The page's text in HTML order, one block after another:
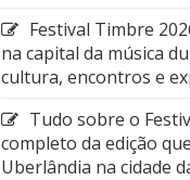
Festival Timbre
na capital da música
cultura, encontros e
Tudo sobre o
completo da edição
Uberlândia na cidade